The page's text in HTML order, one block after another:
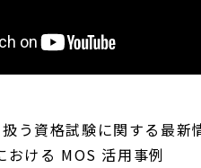
扱う資格試験に関する最
おける MOS 活用事例